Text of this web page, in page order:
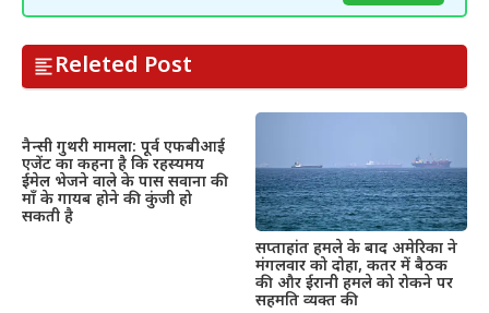
Releted Post
नैन्सी गुथरी मामला: पूर्व एफबीआई
एजेंट का कहना है कि रहस्यमय
ईमेल भेजने वाले के पास सवाना की
माँ के गायब होने की कुंजी हो
सकती है
सप्ताहांत हमले के बाद अमेरिका ने
मंगलवार को दोहा, कतर में बैठक
की और ईरानी हमले को रोकने पर
सहमति व्यक्त की